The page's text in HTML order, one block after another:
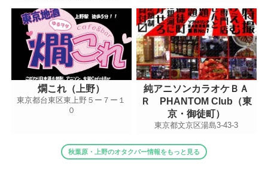
燗これ（上野）
東京都台東区東上野５ー７ー１
０
純アニソンカラオケＢＡ
Ｒ PHANTOM Club（東
京・御徒町）
東京都文京区湯島3-43-3
秋葉原・上野のオタクバー情報をもっと見る